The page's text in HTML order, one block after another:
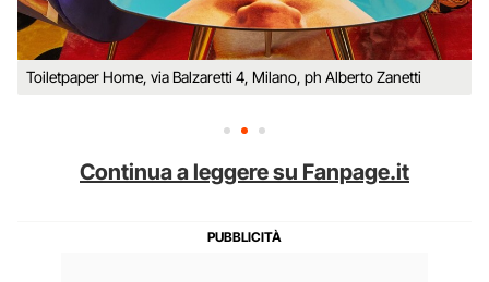
Toiletpaper Home, via Balzaretti 4, Milano, ph Alberto Zanetti
Continua a leggere su Fanpage.it